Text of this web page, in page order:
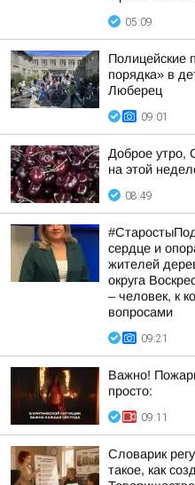
05:09
Полицейские
порядка» в
Люберец
09:01
Доброе утро,
на этой
08:49
сердце и
жителей
округа
– человек, к
вопросами
09:21
Важно!
просто:
09:11
Словарик
такое, как